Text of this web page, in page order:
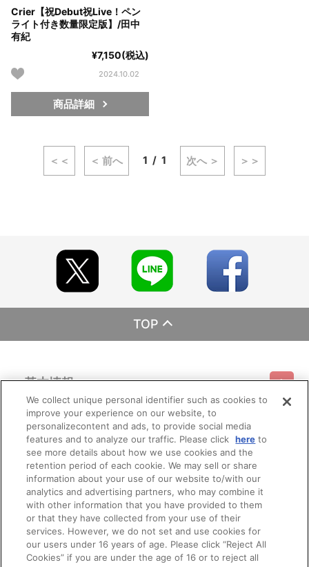
Crier【祝Debut祝Live！ペン
ライト付き数量限定版】/田中
有紀
¥7,150(税込)
2024.10.02
商品詳細
＜＜ ＜ 前へ 1 1 次へ ＞ ＞＞
TOP
基本情報
利用規約 特定商取引法に基づく表示 プライバシーポリシー
プライバシーオプション 会社概要
ご利用情報
ご利用ガイド サイトマップ お問い合わせ
Do Not Sell or Share My Personal Information
会員メニュー
ログイン 会員規約 新規会員登録
その他のご案内
公式X バンダイナムコフィルムワークス
We collect unique personal identifier such as cookies to
improve your experience on our website, to
personalizecontent and ads, to provide social media
features and to analyze our traffic. Please click here to
see more details about how we use cookies and the
retention period of each cookie. We may sell or share
information about your use of our website to/with our
analytics and advertising partners, who may combine it
with other information that you have provided to them
or that they have collected from your use of their
services. However, we do not set and use cookies for
our users under 16 years of age. Please click “Reject All
Cookies” if you are under the age of 16 or to reject all